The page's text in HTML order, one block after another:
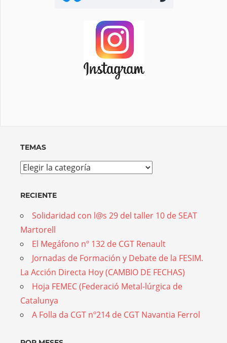
TEMAS
Temas
RECIENTE
Solidaridad con l@s 29 del taller 10 de SEAT
Martorell
El Megáfono nº 132 de CGT Renault
Jornadas de Formación y Debate de la FESIM.
La Acción Directa Hoy (CAMBIO DE FECHAS)
Hoja FEMEC (Federació Metal-lúrgica de
Catalunya
A Folla da CGT nº214 de CGT Navantia Ferrol